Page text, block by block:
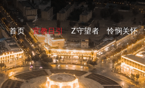
首页 宣教日引 Z守望者 怜悯关怀